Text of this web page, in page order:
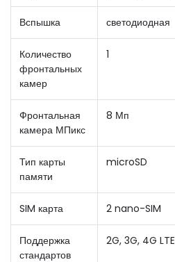
Вспышка светодиодная
Количество
фронтальных
камер
1
Фронтальная
камера МПикс
8 Мп
Тип карты
памяти
microSD
SIM карта 2 nano-SIM
Поддержка
стандартов
2G, 3G, 4G LTE